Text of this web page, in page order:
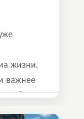
жизни.
важнее
чтобы